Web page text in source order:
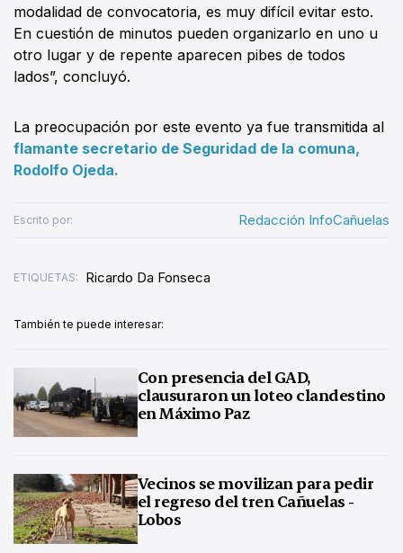
modalidad de convocatoria, es muy difícil evitar esto.
En cuestión de minutos pueden organizarlo en uno u
otro lugar y de repente aparecen pibes de todos
lados”, concluyó.
La preocupación por este evento ya fue transmitida al
flamante secretario de Seguridad de la comuna,
Rodolfo Ojeda.
Escrito por: Redacción InfoCañuelas
ETIQUETAS: Ricardo Da Fonseca
También te puede interesar:
Con presencia del GAD,
clausuraron un loteo clandestino
en Máximo Paz
Vecinos se movilizan para pedir
el regreso del tren Cañuelas -
Lobos